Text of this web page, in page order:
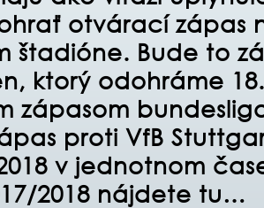
otvárací zápas
štadióne. Bude to
ktorý odohráme
zápasom
proti VfB
v jednotnom
2018 nájdete tu…